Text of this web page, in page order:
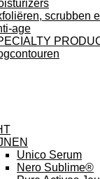
scrubben
age
Unico Serum
Nero Sublime®